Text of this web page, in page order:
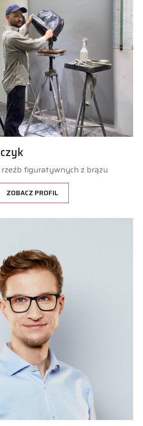
figuratywnych z brązu
ZOBACZ PROFIL